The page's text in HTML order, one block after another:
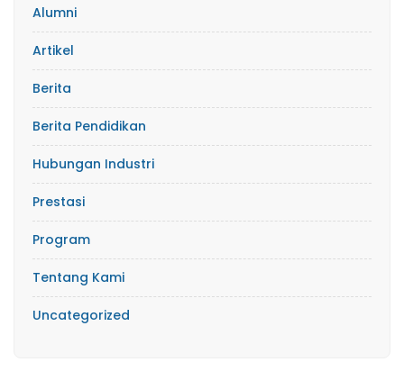
Alumni
Artikel
Berita
Berita Pendidikan
Hubungan Industri
Prestasi
Program
Tentang Kami
Uncategorized